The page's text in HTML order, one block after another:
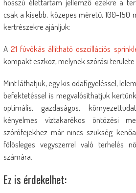
hosszú élettartam jellemző ezekre a
csak a kisebb, közepes méretű, 100-150
kertrészekre ajánljuk:
A 21 fúvókás állítható oszcillációs
kompakt eszköz, melynek szórási területe
Mint láthatjuk, egy kis odafigyeléssel,
befektetéssel is megvalósíthatjuk
optimális, gazdaságos,
kényelmes víztakarékos öntözési
szórófejekhez már nincs szükség
fölösleges vegyszerrel való terhelés
számára.
Ez is érdekelhet: